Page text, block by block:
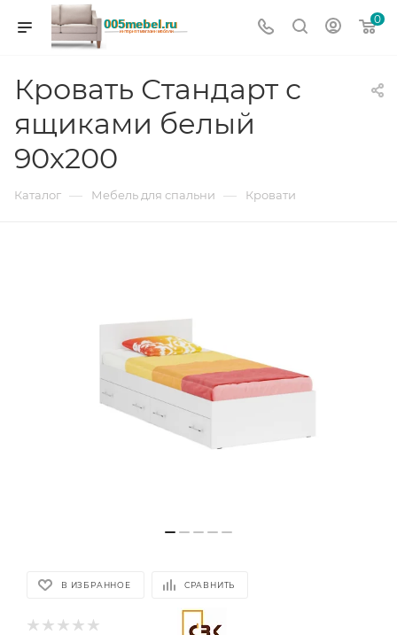
0
Кровать Стандарт с
ящиками белый
90х200
Каталог — Мебель для спальни — Кровати
В ИЗБРАННОЕ СРАВНИТЬ